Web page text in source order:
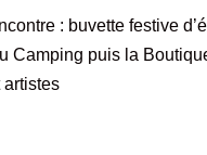
: buvette festive
Camping puis la
artistes